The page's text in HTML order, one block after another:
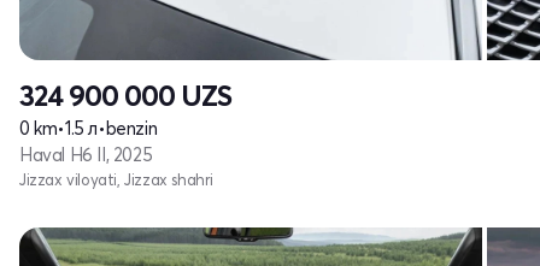
324 900 000 UZS
0 km•1.5 л•benzin
Haval H6 II, 2025
Jizzax viloyati, Jizzax shahri